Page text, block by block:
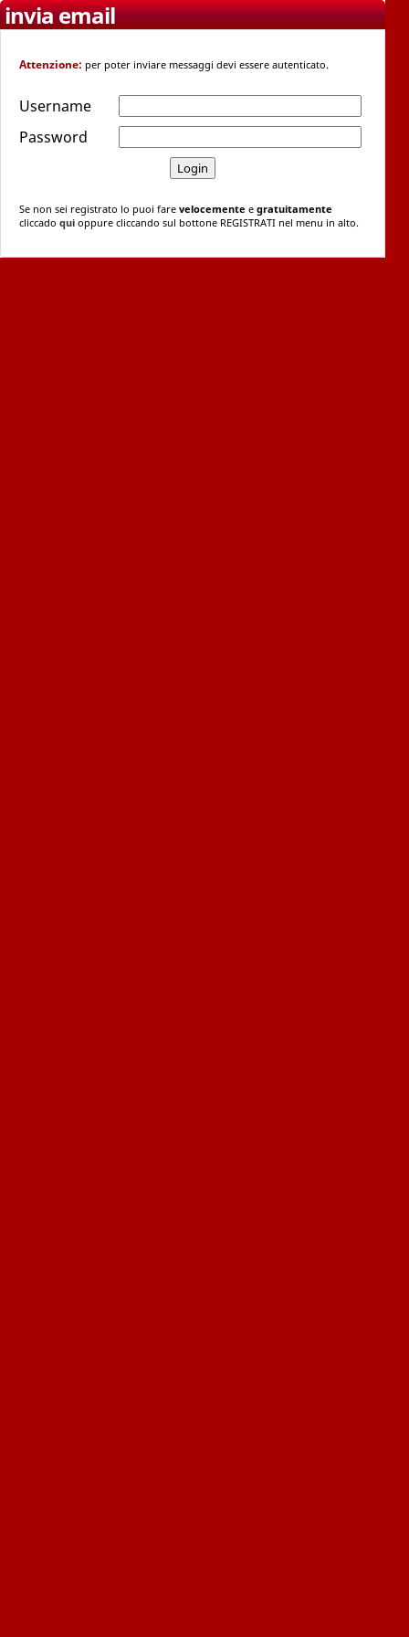
invia email
Attenzione: per poter inviare messaggi devi essere autenticato.
Username
Password
Se non sei registrato lo puoi fare velocemente e gratuitamente
cliccado qui oppure cliccando sul bottone REGISTRATI nel menu in alto.